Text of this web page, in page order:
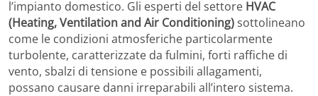
l’impianto domestico. Gli esperti del settore HVAC
(Heating, Ventilation and Air Conditioning)sottolineano
come le condizioni atmosferiche particolarmente
turbolente, caratterizzate da fulmini, forti raffiche di
vento, sbalzi di tensione e possibili allagamenti,
possano causare danni irreparabili all’intero sistema.